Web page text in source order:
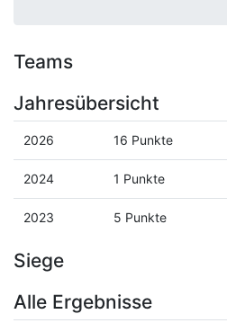
Teams
Jahresübersicht
2026 16 Punkte
2024 1 Punkte
2023 5 Punkte
Siege
Alle Ergebnisse